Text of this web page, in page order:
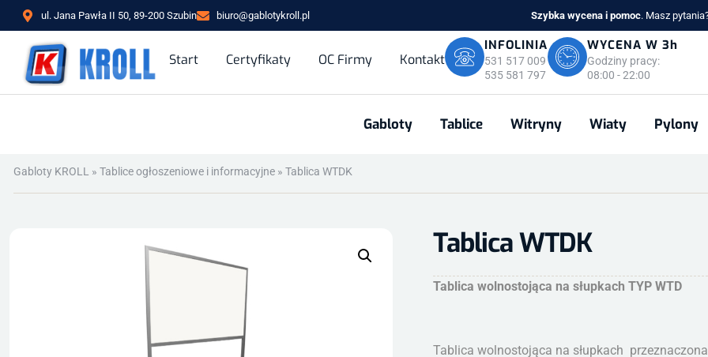
ul. Jana Pawła II 50, 89-200 Szubin biuro@gablotykroll.pl Szybka wycena i pomoc. Masz
Start Certyfikaty OC Firmy Kontakt
INFOLINIA
531 517 009
535 581 797
WYCENA W 3h
Godziny pracy:
08:00 - 22:00
Gabloty Tablice Witryny Wiaty Pylony
Gabloty KROLL » Tablice ogłoszeniowe i informacyjne » Tablica WTDK
Tablica WTDK
Tablica wolnostojąca na słupkach TYP WTD
Tablica wolnostojąca na słupkach